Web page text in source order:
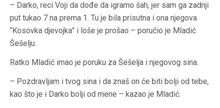
– Darko, reci Voji da dođe da igramo šah, jer sam ga zadnji
put tukao 7 na prema 1. Tu je bila prisutna i ona njegova
“Kosovka djevojka” i loše je prošao – poručio je Mladić
Šešelju.
Ratko Mladić imao je poruku za Šešelja i njegovog sina.
– Pozdravljam i tvog sina i da znaš on će biti bolji od tebe,
kao što je i Darko bolji od mene – kazao je Mladić.